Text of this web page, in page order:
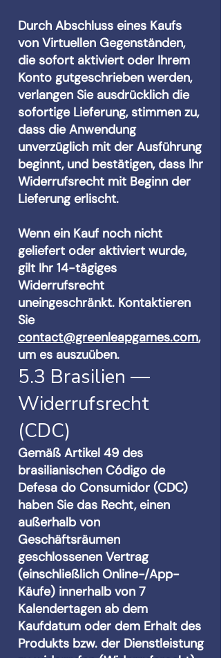
Durch Abschluss eines Kaufs
von Virtuellen Gegenständen,
die sofort aktiviert oder Ihrem
Konto gutgeschrieben werden,
verlangen Sie ausdrücklich die
sofortige Lieferung, stimmen zu,
dass die Anwendung
unverzüglich mit der Ausführung
beginnt, und bestätigen, dass Ihr
Widerrufsrecht mit Beginn der
Lieferung erlischt.
Wenn ein Kauf noch nicht
geliefert oder aktiviert wurde,
gilt Ihr 14-tägiges
Widerrufsrecht
uneingeschränkt. Kontaktieren
Sie
contact@greenleapgames.com,
um es auszuüben.
5.3 Brasilien —
Widerrufsrecht
(CDC)
Gemäß Artikel 49 des
brasilianischen Código de
Defesa do Consumidor (CDC)
haben Sie das Recht, einen
außerhalb von
Geschäftsräumen
geschlossenen Vertrag
(einschließlich Online-/App-
Käufe) innerhalb von 7
Kalendertagen ab dem
Kaufdatum oder dem Erhalt des
Produkts bzw. der Dienstleistung